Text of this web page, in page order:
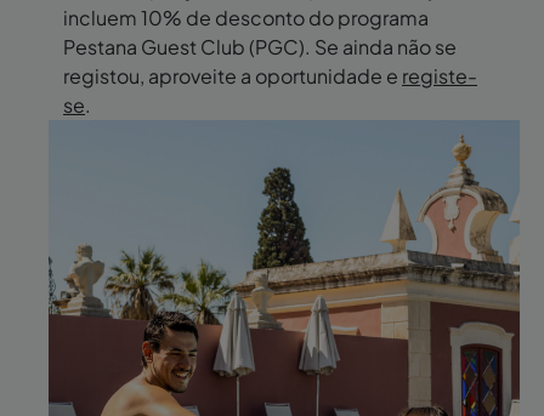
incluem 10% de desconto do programa
Pestana Guest Club (PGC). Se ainda não se
registou, aproveite a oportunidade e registe-
se.